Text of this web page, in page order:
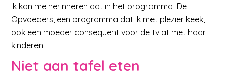
Ik kan me herinneren dat in het programma De
Opvoeders, een programma dat ik met plezier keek,
ook een moeder consequent voor de tv at met haar
kinderen.
Niet aan tafel eten